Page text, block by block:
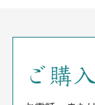
ご購